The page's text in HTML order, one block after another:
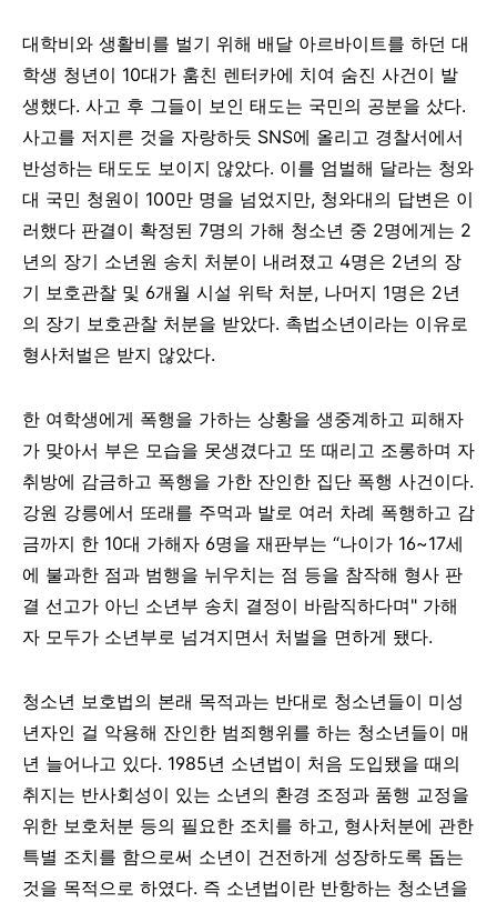
대학비와 생활비를 벌기 위해 배달 아르바이트를 하던 대
학생 청년이 10대가 훔친 렌터카에 치여 숨진 사건이 발
생했다. 사고 후 그들이 보인 태도는 국민의 공분을 샀다.
사고를 저지른 것을 자랑하듯 SNS에 올리고 경찰서에서
반성하는 태도도 보이지 않았다. 이를 엄벌해 달라는 청와
대 국민 청원이 100만 명을 넘었지만, 청와대의 답변은 이
러했다 판결이 확정된 7명의 가해 청소년 중 2명에게는 2
년의 장기 소년원 송치 처분이 내려졌고 4명은 2년의 장
기 보호관찰 및 6개월 시설 위탁 처분, 나머지 1명은 2년
의 장기 보호관찰 처분을 받았다. 촉법소년이라는 이유로
형사처벌은 받지 않았다.
한 여학생에게 폭행을 가하는 상황을 생중계하고 피해자
가 맞아서 부은 모습을 못생겼다고 또 때리고 조롱하며 자
취방에 감금하고 폭행을 가한 잔인한 집단 폭행 사건이다.
강원 강릉에서 또래를 주먹과 발로 여러 차례 폭행하고 감
금까지 한 10대 가해자 6명을 재판부는 “나이가 16~17세
에 불과한 점과 범행을 뉘우치는 점 등을 참작해 형사 판
결 선고가 아닌 소년부 송치 결정이 바람직하다며" 가해
자 모두가 소년부로 넘겨지면서 처벌을 면하게 됐다.
청소년 보호법의 본래 목적과는 반대로 청소년들이 미성
년자인 걸 악용해 잔인한 범죄행위를 하는 청소년들이 매
년 늘어나고 있다. 1985년 소년법이 처음 도입됐을 때의
취지는 반사회성이 있는 소년의 환경 조정과 품행 교정을
위한 보호처분 등의 필요한 조치를 하고, 형사처분에 관한
특별 조치를 함으로써 소년이 건전하게 성장하도록 돕는
것을 목적으로 하였다. 즉 소년법이란 반항하는 청소년을